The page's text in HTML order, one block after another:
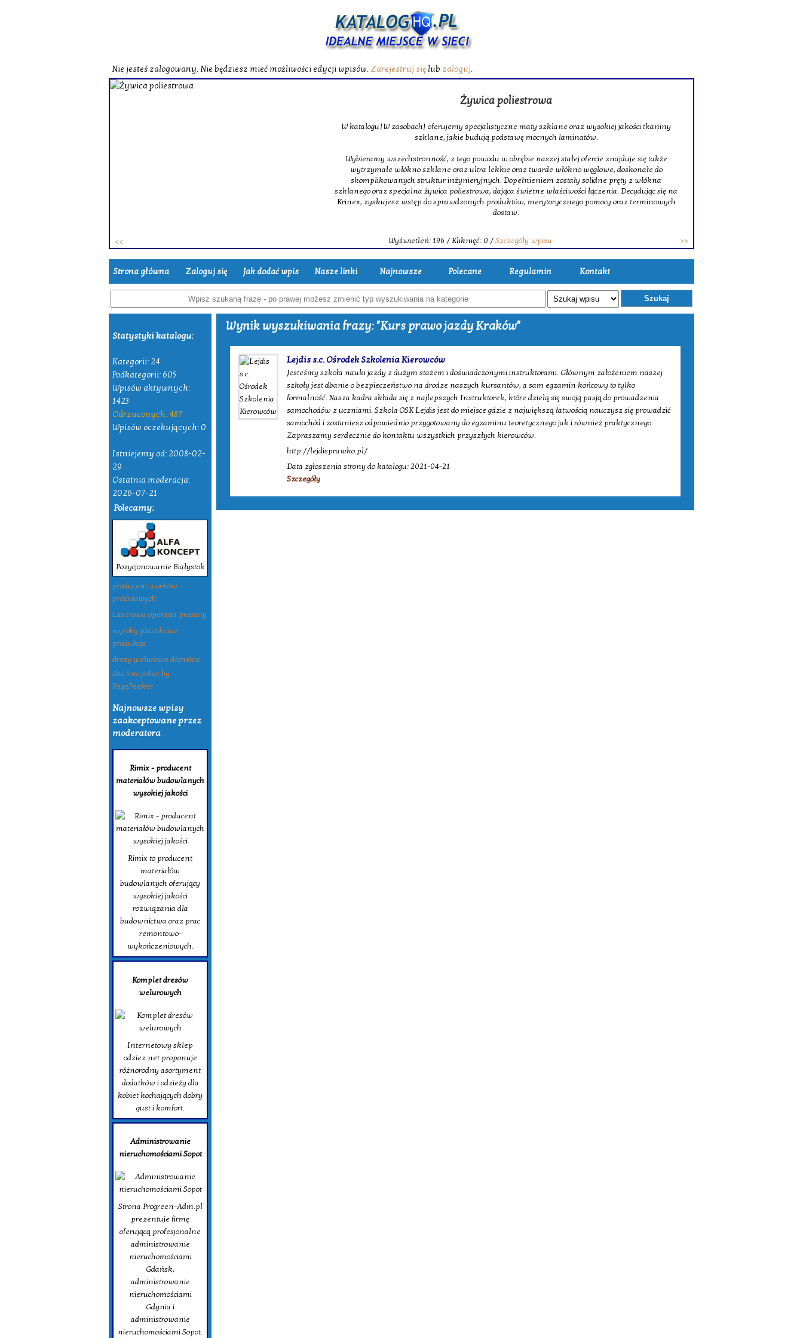
Nie jesteś zalogowany. Nie będziesz mieć możliwości edycji wpisów. Zarejestruj się lub zaloguj.
Żywica poliestrowa
W katalogu|W zasobach} oferujemy specjalistyczne maty szklane oraz wysokiej jakości tkaniny
szklane, jakie budują podstawę mocnych laminatów.
Wybieramy wszechstronność, z tego powodu w obrębie naszej stałej ofercie znajduje się także
wytrzymałe włókno szklane oraz ultra lekkie oraz twarde włókno węglowe, doskonałe do
skomplikowanych struktur inżynieryjnych. Dopełnieniem zostały solidne pręty z włókna
szklanego oraz specjalna żywica poliestrowa, dająca świetne właściwości łączenia. Decydując się na
Krinex, zyskujesz wstęp do sprawdzonych produktów, merytorycznego pomocy oraz terminowych
dostaw.
Wyświetleń: 196 / Kliknięć: 0 /Szczegóły wpisu
Strona główna Zaloguj się Jak dodać wpis Nasze linki Najnowsze Polecane Regulamin Kontakt
Szukaj
Statystyki katalogu:
Kategorii: 24
Podkategorii: 605
Wpisów aktywnych:
1423
Odrzuconych: 487
Wpisów oczekujących: 0
Istniejemy od: 2008-02-
29
Ostatnia moderacja:
2026-07-21
Polecamy:
Pozycjonowanie Białystok
producent worków
próżniowych
Laserowa operacja prostaty
wyroby plastikowe
produkcja
dresy welurowe damskie
Site Snapshot by
PagePeeker
Najnowsze wpisy
zaakceptowane przez
moderatora
Rimix - producent
materiałów budowlanych
wysokiej jakości
Rimix to producent
materiałów
budowlanych oferujący
wysokiej jakości
rozwiązania dla
budownictwa oraz prac
remontowo-
wykończeniowych.
Komplet dresów
welurowych
Internetowy sklep
odziez.net proponuje
różnorodny asortyment
dodatków i odzieży dla
kobiet kochających dobry
gust i komfort.
Administrowanie
nieruchomościami Sopot
Strona Progreen-Adm.pl
prezentuje firmę
oferującą profesjonalne
administrowanie
nieruchomościami
Gdańsk,
administrowanie
nieruchomościami
Gdynia i
administrowanie
nieruchomościami Sopot.
Wynik wyszukiwania frazy: "Kurs prawo jazdy Kraków"
Lejdis s.c. Ośrodek Szkolenia Kierowców
Jesteśmy szkoła nauki jazdy z dużym stażem i doświadczonymi instruktorami. Głównym założeniem naszej
szkoły jest dbanie o bezpieczeństwo na drodze naszych kursantów, a sam egzamin końcowy to tylko
formalność. Nasza kadra składa się z najlepszych Instruktorek, które dzielą się swoją pasją do prowadzenia
samochodów z uczniami. Szkola OSK Lejdis jest do miejsce gdzie z największą łatwością nauczysz się prowadzić
samochód i zostaniesz odpowiednio przygotowany do egzaminu teoretycznego jak i również praktycznego.
Zapraszamy serdecznie do kontaktu wszystkich przyszłych kierowców.
http://lejdisprawko.pl/
Data zgłoszenia strony do katalogu: 2021-04-21
Szczegóły